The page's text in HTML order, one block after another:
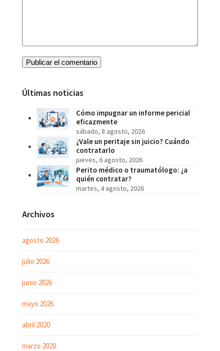
Últimas noticias
Cómo impugnar un informe pericial
eficazmente
sábado, 8 agosto, 2026
¿Vale un peritaje sin juicio? Cuándo
contratarlo
jueves, 6 agosto, 2026
Perito médico o traumatólogo: ¿a
quién contratar?
martes, 4 agosto, 2026
Archivos
agosto 2026
julio 2026
junio 2026
mayo 2026
abril 2020
marzo 2020